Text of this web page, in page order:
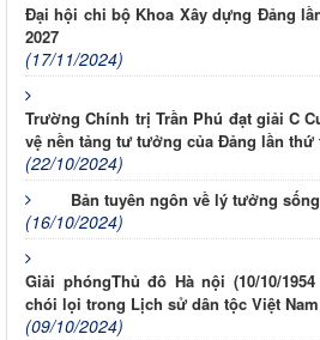
Đại hội chi bộ Khoa Xây dựng Đảng
2027
(17/11/2024)
Trường Chính trị Trần Phú đạt giải C
vệ nền tảng tư tưởng của Đảng lần thứ
(22/10/2024)
Bản tuyên ngôn về lý tưởng
(16/10/2024)
Giải phóngThủ đô Hà nội (10/10/
chói lọi trong Lịch sử dân tộc Việt Nam
(09/10/2024)